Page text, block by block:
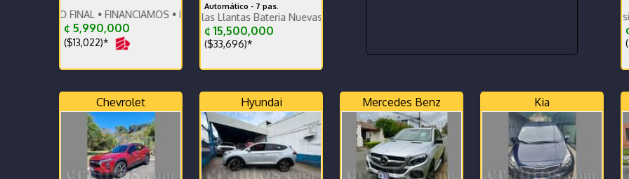
FINAL • FINANCIAMOS • RECIBIMOS • DAMOS GARANTÍA
¢ 5,990,000
($13,022)*
Automático - 7 pas.
Único dueño - Escobillas Llantas Bateria Nuevas - Recor de Agencia - No ha tenido Choques
¢ 15,500,000
($33,696)*
Toyota Rav. extra version
Chevrolet Hyundai Mercedes Benz Kia